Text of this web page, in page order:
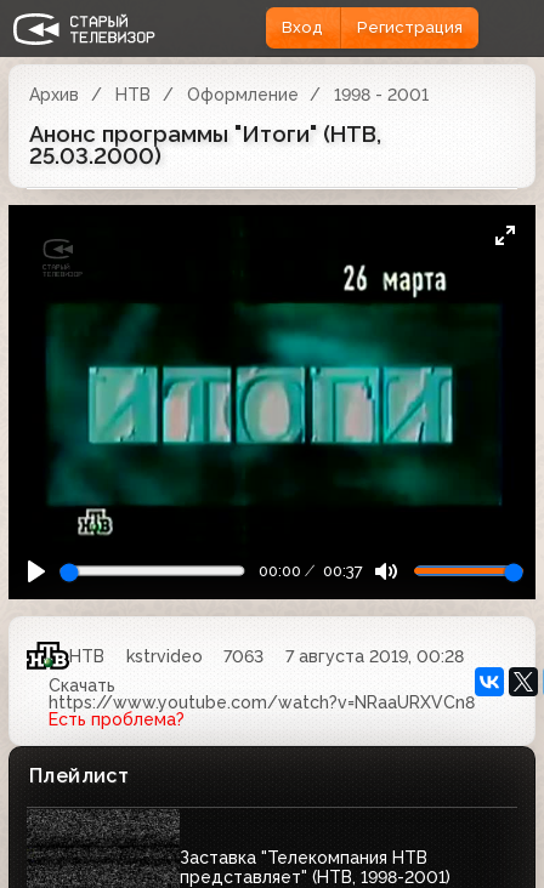
Вход Регистрация
Архив НТВ Оформление 1998 - 2001
Анонс программы "Итоги" (НТВ,
25.03.2000)
00:00 00:37
НТВ kstrvideo 7063
7 августа 2019, 00:28
Скачать
https://www.youtube.com/watch?v=NRaaURXVCn8
Есть проблема?
Плейлист
Заставка "Телекомпания НТВ
представляет" (НТВ, 1998-2001)